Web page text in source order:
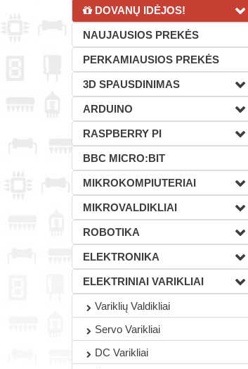
DOVANŲ IDĖJOS!
NAUJAUSIOS PREKĖS
PERKAMIAUSIOS PREKĖS
3D SPAUSDINIMAS
ARDUINO
RASPBERRY PI
BBC MICRO:BIT
MIKROKOMPIUTERIAI
MIKROVALDIKLIAI
ROBOTIKA
ELEKTRONIKA
ELEKTRINIAI VARIKLIAI
Variklių Valdikliai
Servo Varikliai
DC Varikliai